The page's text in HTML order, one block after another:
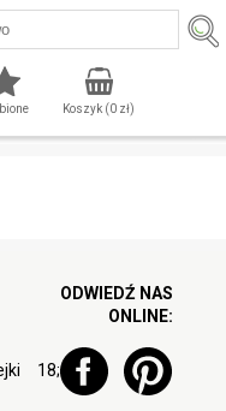
Koszyk (0zł)
18;
ODWIEDŹ NAS
ONLINE: